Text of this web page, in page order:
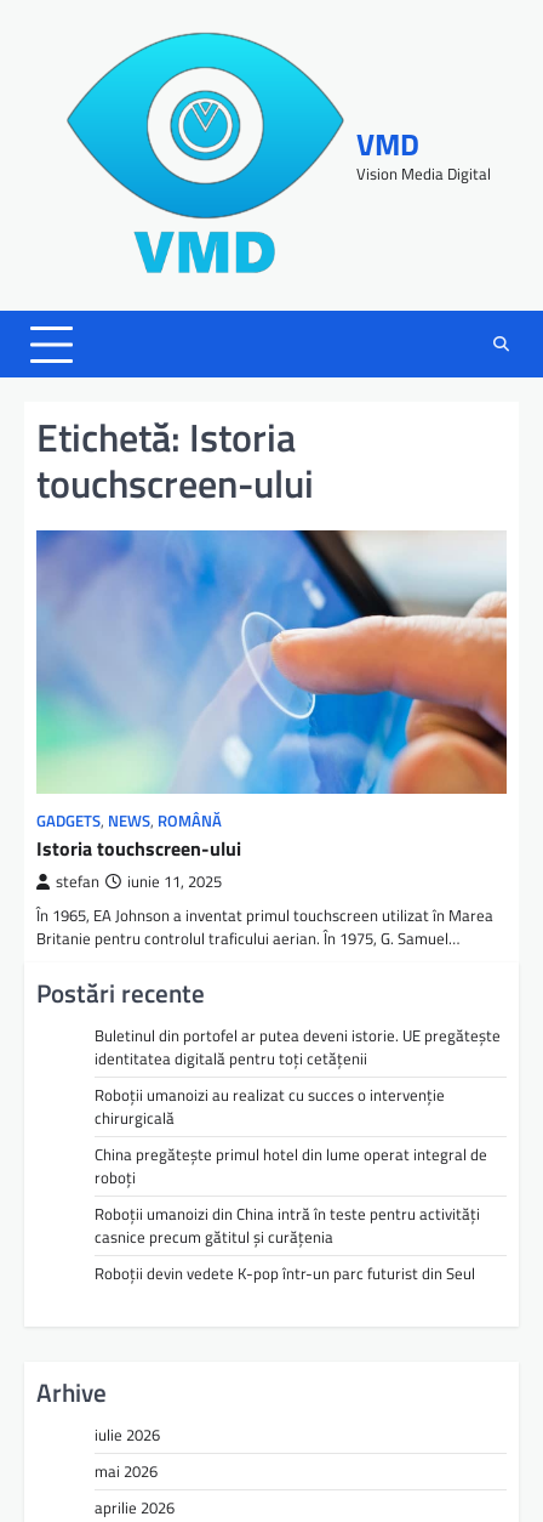
VMD
Vision Media Digital
Etichetă: Istoria
touchscreen-ului
GADGETS, NEWS, ROMÂNĂ
Istoria touchscreen-ului
stefan iunie 11, 2025
În 1965, EA Johnson a inventat primul touchscreen utilizat în Marea
Britanie pentru controlul traficului aerian. În 1975, G. Samuel…
Postări recente
Buletinul din portofel ar putea deveni istorie. UE pregătește
identitatea digitală pentru toți cetățenii
Roboții umanoizi au realizat cu succes o intervenție
chirurgicală
China pregătește primul hotel din lume operat integral de
roboți
Roboții umanoizi din China intră în teste pentru activități
casnice precum gătitul și curățenia
Roboții devin vedete K-pop într-un parc futurist din Seul
Arhive
iulie 2026
mai 2026
aprilie 2026